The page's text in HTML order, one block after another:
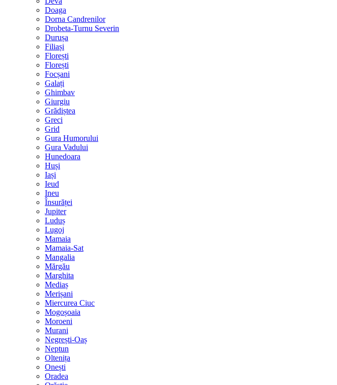
Doaga
Dorna Candrenilor
Drobeta-Turnu Severin
Durușa
Filiași
Florești
Florești
Focșani
Galați
Ghimbav
Giurgiu
Grădiștea
Greci
Grid
Gura Humorului
Gura Vadului
Hunedoara
Huși
Iași
Ieud
Ineu
Însurăței
Jupiter
Luduș
Lugoj
Mamaia
Mamaia-Sat
Mangalia
Mărgău
Marghita
Mediaș
Merișani
Miercurea Ciuc
Mogoșoaia
Moroeni
Murani
Negrești-Oaș
Neptun
Oltenița
Onești
Oradea